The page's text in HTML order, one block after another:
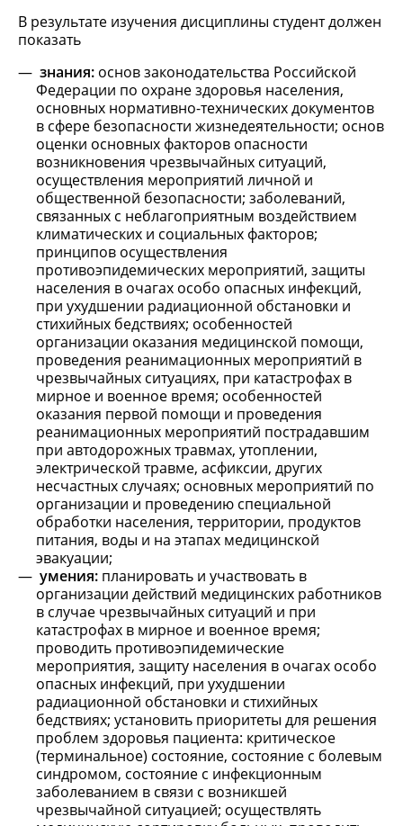
В результате изучения дисциплины студент должен
показать
знания: основ законодательства Российской
Федерации по охране здоровья населения,
основных нормативно-технических документов
в сфере безопасности жизнедеятельности; основ
оценки основных факторов опасности
возникновения чрезвычайных ситуаций,
осуществления мероприятий личной и
общественной безопасности; заболеваний,
связанных с неблагоприятным воздействием
климатических и социальных факторов;
принципов осуществления
противоэпидемических мероприятий, защиты
населения в очагах особо опасных инфекций,
при ухудшении радиационной обстановки и
стихийных бедствиях; особенностей
организации оказания медицинской помощи,
проведения реанимационных мероприятий в
чрезвычайных ситуациях, при катастрофах в
мирное и военное время; особенностей
оказания первой помощи и проведения
реанимационных мероприятий пострадавшим
при автодорожных травмах, утоплении,
электрической травме, асфиксии, других
несчастных случаях; основных мероприятий по
организации и проведению специальной
обработки населения, территории, продуктов
питания, воды и на этапах медицинской
эвакуации;
умения: планировать и участвовать в
организации действий медицинских работников
в случае чрезвычайных ситуаций и при
катастрофах в мирное и военное время;
проводить противоэпидемические
мероприятия, защиту населения в очагах особо
опасных инфекций, при ухудшении
радиационной обстановки и стихийных
бедствиях; установить приоритеты для решения
проблем здоровья пациента: критическое
(терминальное) состояние, состояние с болевым
синдромом, состояние с инфекционным
заболеванием в связи с возникшей
чрезвычайной ситуацией; осуществлять